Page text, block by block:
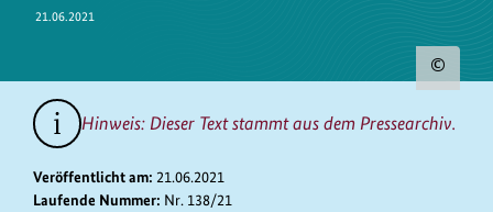
Sicherheit
21.06.2021
zum
Hinweis: Dieser Text stammt aus dem Pressearchiv.
Veröffentlicht am: 21.06.2021
Laufende Nummer: Nr. 138/21